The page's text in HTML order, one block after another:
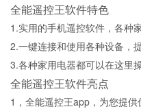
全能遥控王软件特色
1.实用的手机遥控软件，各种
2.一键连接和使用各种设备，
3.各种家用电器都可以在这里
全能遥控王软件亮点
1，全能遥控王app，为您提供